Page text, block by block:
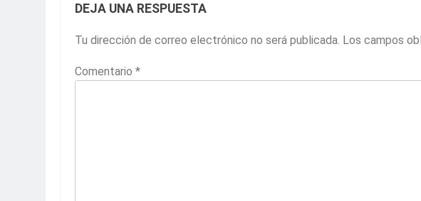
DEJA UNA RESPUESTA
Tu dirección de correo electrónico no será publicada. Los campos
Comentario *